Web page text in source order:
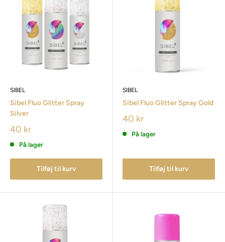
SIBEL
Sibel Fluo Glitter Spray
Silver
40 kr
På lager
Tilføj til kurv
SIBEL
Sibel Fluo Glitter Spray Gold
40 kr
På lager
Tilføj til kurv